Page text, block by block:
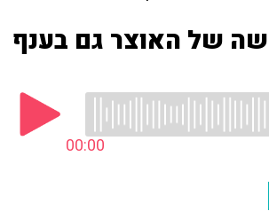
של האוצר גם בענף
00:00